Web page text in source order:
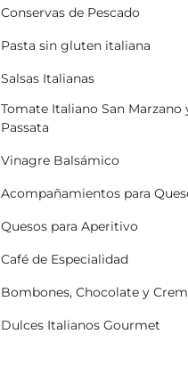
Conservas de Pescado
Pasta sin gluten italiana
Salsas Italianas
Tomate Italiano San Marzano
Passata
Vinagre Balsámico
Acompañamientos para
Quesos para Aperitivo
Café de Especialidad
Bombones, Chocolate y
Dulces Italianos Gourmet